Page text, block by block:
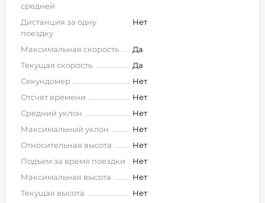
средней
Дистанция за одну
поездку
Нет
Максимальная скорость
Да
Текущая скорость
Да
Секундомер
Нет
Отсчет времени
Нет
Средний уклон
Нет
Максимальный уклон
Нет
Относительная высота
Нет
Подъем за время поездки
Нет
Максимальная высота
Нет
Текущая высота
Нет